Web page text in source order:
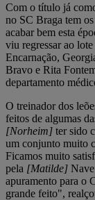
Com o título já
no SC Braga tem
acabar bem esta
viu regressar ao
Encarnação,
Bravo e Rita
departamento
O treinador dos
feitos de algumas
[Norheim] ter sido
um conjunto muito
Ficamos muito
pela [Matilde]
apuramento para o
grande feito",